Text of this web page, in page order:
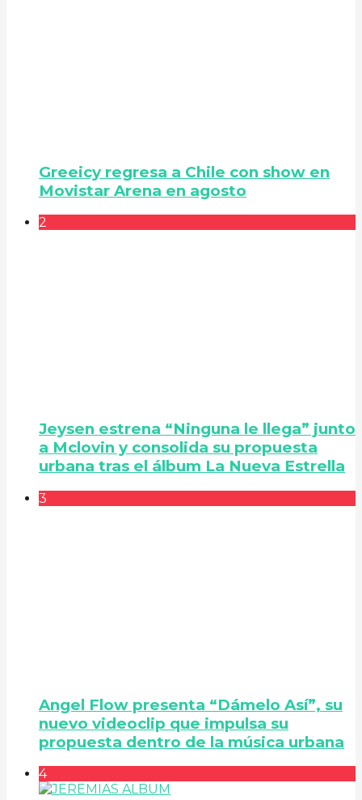
Greeicy regresa a Chile con show en
Movistar Arena en agosto
2
Jeysen estrena “Ninguna le llega” junto
a Mclovin y consolida su propuesta
urbana tras el álbum La Nueva Estrella
3
Angel Flow presenta “Dámelo Así”, su
nuevo videoclip que impulsa su
propuesta dentro de la música urbana
4